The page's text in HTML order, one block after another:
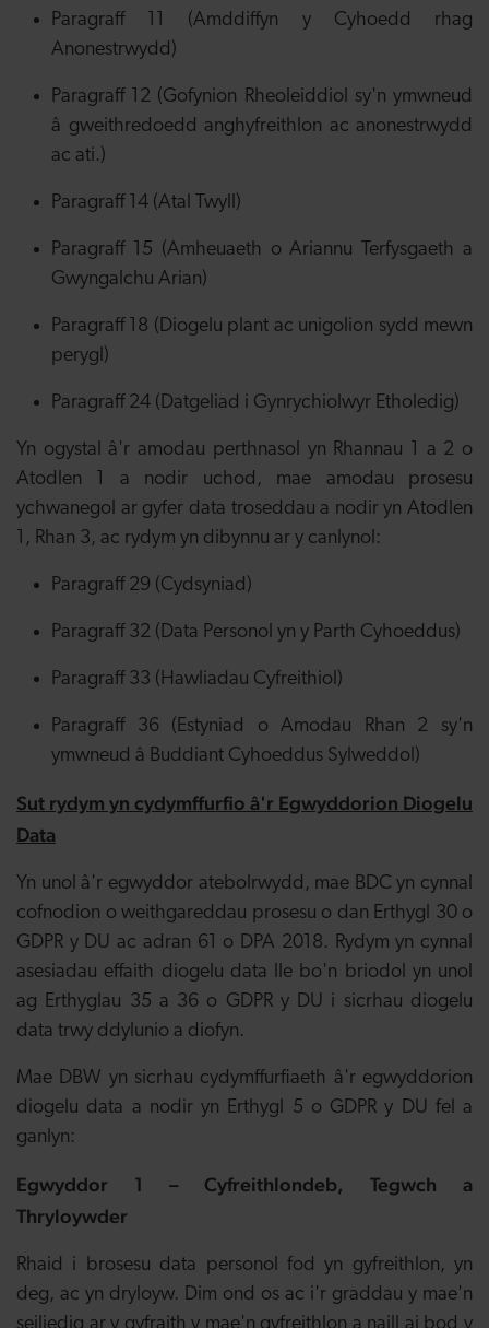
Paragraff 11 (Amddiffyn y Cyhoedd rhag
Anonestrwydd)
Paragraff 12 (Gofynion Rheoleiddiol sy'n ymwneud
â gweithredoedd anghyfreithlon ac anonestrwydd
ac ati.)
Paragraff 14 (Atal Twyll)
Paragraff 15 (Amheuaeth o Ariannu Terfysgaeth a
Gwyngalchu Arian)
Paragraff 18 (Diogelu plant ac unigolion sydd mewn
perygl)
Paragraff 24 (Datgeliad i Gynrychiolwyr Etholedig)
Yn ogystal â'r amodau perthnasol yn Rhannau 1 a 2 o
Atodlen 1 a nodir uchod, mae amodau prosesu
ychwanegol ar gyfer data troseddau a nodir yn Atodlen
1, Rhan 3, ac rydym yn dibynnu ar y canlynol:
Paragraff 29 (Cydsyniad)
Paragraff 32 (Data Personol yn y Parth Cyhoeddus)
Paragraff 33 (Hawliadau Cyfreithiol)
Paragraff 36 (Estyniad o Amodau Rhan 2 sy'n
ymwneud â Buddiant Cyhoeddus Sylweddol)
Sut rydym yn cydymffurfio â'r Egwyddorion Diogelu
Data
Yn unol â'r egwyddor atebolrwydd, mae BDC yn cynnal
cofnodion o weithgareddau prosesu o dan Erthygl 30 o
GDPR y DU ac adran 61 o DPA 2018. Rydym yn cynnal
asesiadau effaith diogelu data lle bo'n briodol yn unol
ag Erthyglau 35 a 36 o GDPR y DU i sicrhau diogelu
data trwy ddylunio a diofyn.
Mae DBW yn sicrhau cydymffurfiaeth â'r egwyddorion
diogelu data a nodir yn Erthygl 5 o GDPR y DU fel a
ganlyn:
Egwyddor 1 – Cyfreithlondeb, Tegwch a
Thryloywder
Rhaid i brosesu data personol fod yn gyfreithlon, yn
deg, ac yn dryloyw. Dim ond os ac i'r graddau y mae'n